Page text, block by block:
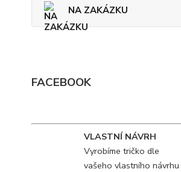
NA ZAKÁZKU
FACEBOOK
VLASTNÍ NÁVRH
Vyrobíme tričko dle
vašeho vlastního návrhu